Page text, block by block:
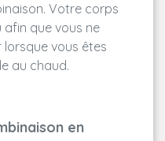
Votre corps
que vous ne
vous êtes
au chaud.
en